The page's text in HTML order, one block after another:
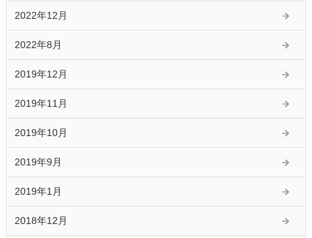
2022年12月
2022年8月
2019年12月
2019年11月
2019年10月
2019年9月
2019年1月
2018年12月